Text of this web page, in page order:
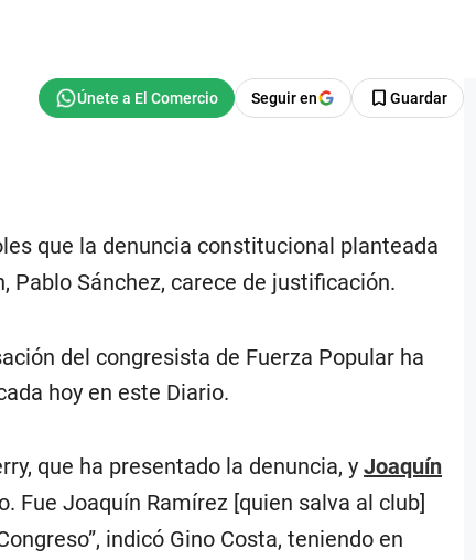
Seguir en Guardar
que la denuncia constitucional planteada
Pablo Sánchez, carece de justificación.
del congresista de Fuerza Popular ha
hoy en este Diario.
que ha presentado la denuncia, yJoaquín
Fue Joaquín Ramírez [quien salva al club]
indicó Gino Costa, teniendo en